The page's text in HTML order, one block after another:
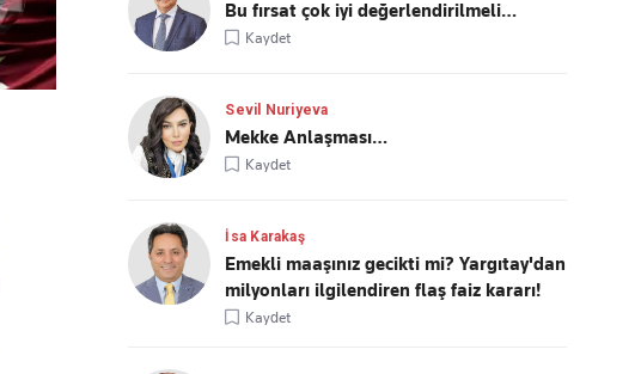
Bu fırsat çok iyi değerlendirilmeli…
Kaydet
Sevil Nuriyeva
Mekke Anlaşması…
Kaydet
İsa Karakaş
Emekli maaşınız gecikti mi? Yargıtay'dan
milyonları ilgilendiren flaş faiz kararı!
Kaydet